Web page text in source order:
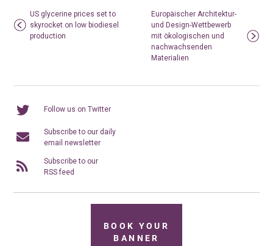
US glycerine prices set to
skyrocket on low biodiesel
production
Europäischer Architektur-
und Design-Wettbewerb
mit ökologischen und
nachwachsenden
Materialien
Follow us on Twitter
Subscribe to our daily
email newsletter
Subscribe to our
RSS feed
BOOK YOUR
BANNER